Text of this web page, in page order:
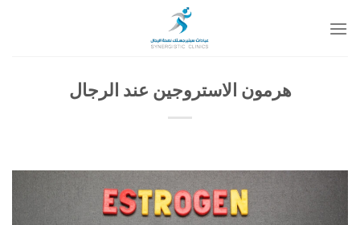
للمحتوى
هرمون الاستروجين عند الرجال